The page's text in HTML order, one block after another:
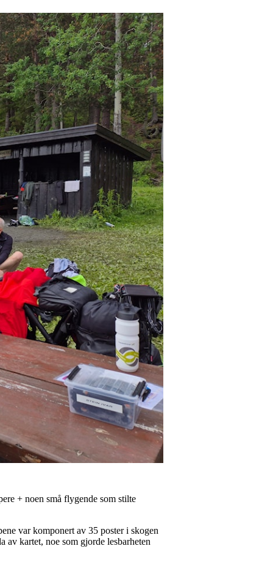
+ noen små flygende som stilte
var komponert av 35 poster i skogen
kartet, noe som gjorde lesbarheten